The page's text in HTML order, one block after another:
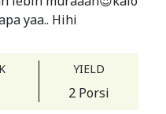
yaa.. Hihi
YIELD
2 Porsi